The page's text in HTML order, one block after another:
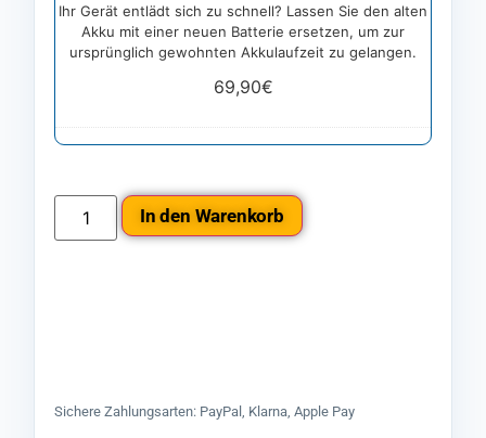
Ihr Gerät entlädt sich zu schnell? Lassen Sie den alten
Akku mit einer neuen Batterie ersetzen, um zur
ursprünglich gewohnten Akkulaufzeit zu gelangen.
69,90€
In den Warenkorb
Sichere Zahlungsarten: PayPal, Klarna, Apple Pay